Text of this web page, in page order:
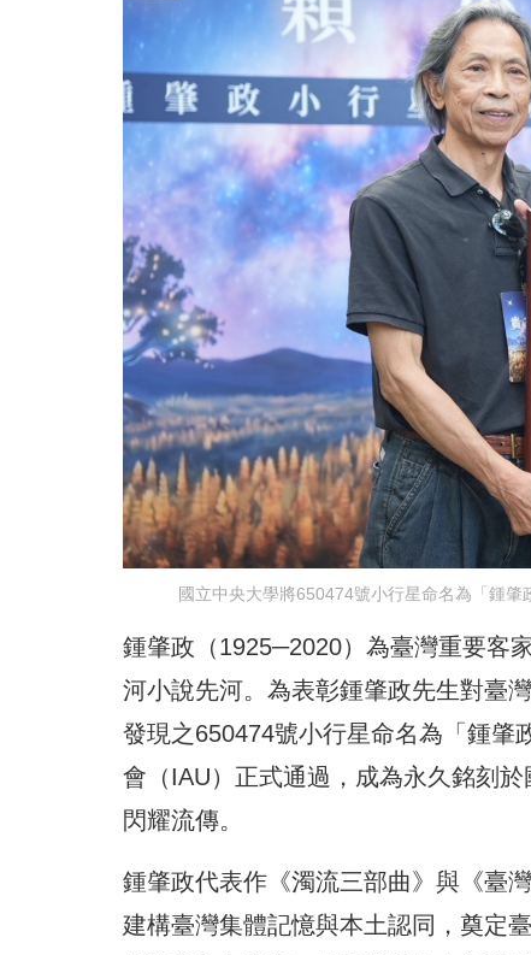
國立中央大學將650474號小行星命名為「鍾
鍾肇政（1925─2020）為臺灣重要客
河小說先河。為表彰鍾肇政先生對臺
發現之650474號小行星命名為「鍾肇
會（IAU）正式通過，成為永久銘刻
閃耀流傳。
鍾肇政代表作《濁流三部曲》與《臺
建構臺灣集體記憶與本土認同，奠定